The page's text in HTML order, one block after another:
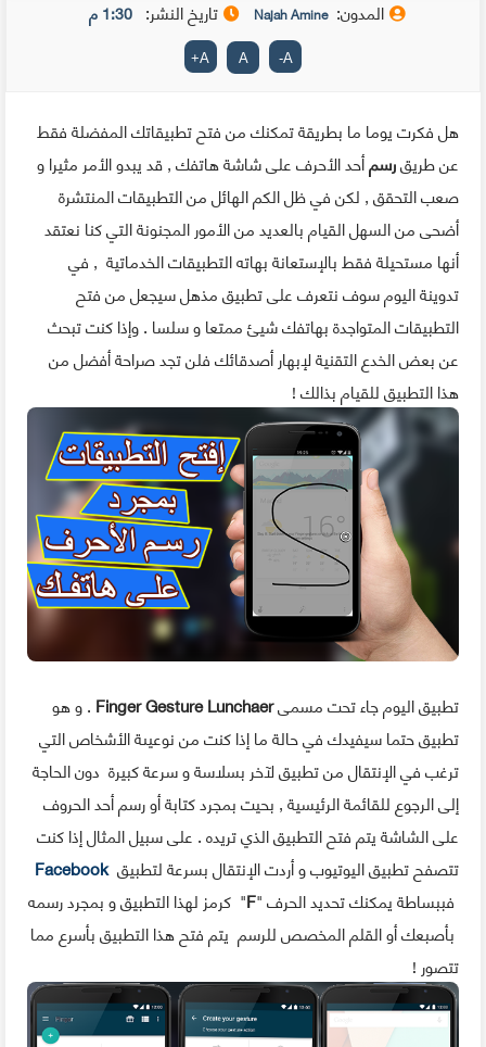
المدون: Najah Amine تاريخ النشر: 1:30 م
A
-
A
A
+
هل فكرت يوما ما بطريقة تمكنك من فتح تطبيقاتك المفضلة فقط
عن طريقرسمأحد الأحرف على شاشة هاتفك , قد يبدو الأمر مثيرا و
صعب التحقق , لكن في ظل الكم الهائل من التطبيقات المنتشرة
أضحى من السهل القيام بالعديد من الأمور المجنونة التي كنا نعتقد
أنها مستحيلة فقط بالإستعانة بهاته التطبيقات الخدماتية , في
تدوينة اليوم سوف نتعرف على تطبيق مذهل سيجعل من فتح
التطبيقات المتواجدة بهاتفك شيئ ممتعا و سلسا . وإذا كنت تبحث
عن بعض الخدع التقنية لإبهار أصدقائك فلن تجد صراحة أفضل من
هذا التطبيق للقيام بذالك !
تطبيق اليوم جاء تحت مسمى Finger Gesture Lunchaer
. و هو
تطبيق حتما سيفيدك في حالة ما إذا كنت من نوعيىة الأشخاص التي
ترغب في الإنتقال من تطبيق لآخر بسلاسة و سرعة كبيرة دون الحاجة
إلى الرجوع للقائمة الرئيسية , بحيت بمجرد كتابة أو رسم أحد الحروف
على الشاشة يتم فتح التطبيق الذي تريده . على سبيل المثال إذا كنت
تتصفح تطبيق اليوتيوب و أردت الإنتقال بسرعة لتطبيقFacebook
فببساطة يمكنك تحديد الحرف "F" كرمز لهذا التطبيق و بمجرد رسمه
بأصبعك أو القلم المخصص للرسم يتم فتح هذا التطبيق بأسرع مما
تتصور !